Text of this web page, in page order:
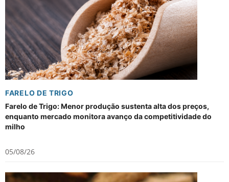
FARELO DE TRIGO
Farelo de Trigo: Menor produção sustenta alta dos preços,
enquanto mercado monitora avanço da competitividade do
milho
05/08/26